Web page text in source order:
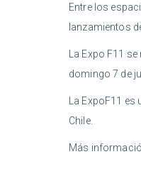
Entre los
lanzamientos
La Expo F11
domingo 7 de
La ExpoF11
Chile.
Más